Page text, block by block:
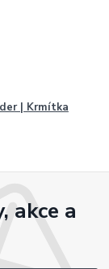
| Krmítka
akce a